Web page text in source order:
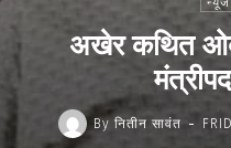
अखेर कथित
By नितीन सावंत -